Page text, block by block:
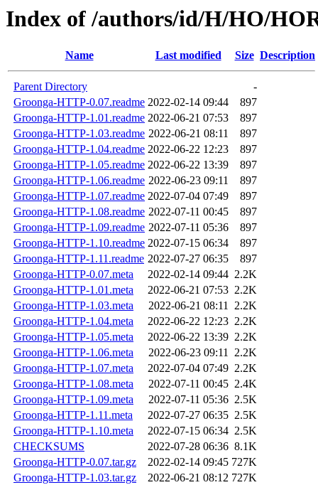
Index of /authors/id/H/HO/
Name Last modified Size Description
Parent Directory
-
Groonga-HTTP-0.07.readme 2022-02-14 09:44
897
Groonga-HTTP-1.01.readme 2022-06-21 07:53
897
Groonga-HTTP-1.03.readme 2022-06-21 08:11
897
Groonga-HTTP-1.04.readme 2022-06-22 12:23
897
Groonga-HTTP-1.05.readme 2022-06-22 13:39
897
Groonga-HTTP-1.06.readme 2022-06-23 09:11
897
Groonga-HTTP-1.07.readme 2022-07-04 07:49
897
Groonga-HTTP-1.08.readme 2022-07-11 00:45
897
Groonga-HTTP-1.09.readme 2022-07-11 05:36
897
Groonga-HTTP-1.10.readme 2022-07-15 06:34
897
Groonga-HTTP-1.11.readme 2022-07-27 06:35
897
Groonga-HTTP-0.07.meta
2022-02-14 09:44 2.2K
Groonga-HTTP-1.01.meta
2022-06-21 07:53 2.2K
Groonga-HTTP-1.03.meta
2022-06-21 08:11 2.2K
Groonga-HTTP-1.04.meta
2022-06-22 12:23 2.2K
Groonga-HTTP-1.05.meta
2022-06-22 13:39 2.2K
Groonga-HTTP-1.06.meta
2022-06-23 09:11 2.2K
Groonga-HTTP-1.07.meta
2022-07-04 07:49 2.2K
Groonga-HTTP-1.08.meta
2022-07-11 00:45 2.4K
Groonga-HTTP-1.09.meta
2022-07-11 05:36 2.5K
Groonga-HTTP-1.11.meta
2022-07-27 06:35 2.5K
Groonga-HTTP-1.10.meta
2022-07-15 06:34 2.5K
CHECKSUMS
2022-07-28 06:36 8.1K
Groonga-HTTP-0.07.tar.gz
2022-02-14 09:45 727K
Groonga-HTTP-1.03.tar.gz
2022-06-21 08:12 727K